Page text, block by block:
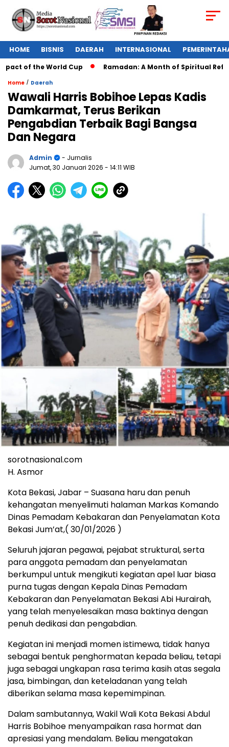
HOME BISNIS DAERAH INTERNASIONAL
of the World Cup Ramadan: A Month of Spiritual
Home / Daerah
Wawali Harris Bobihoe Lepas Kadis
Damkarmat, Terus Berikan
Pengabdian Terbaik Bagi Bangsa
Dan Negara
Admin
- Jurnalis
Jumat, 30 Januari 2026 - 14:11 WIB
sorotnasional.com
H. Asmor
Kota Bekasi, Jabar – Suasana haru dan penuh
kehangatan menyelimuti halaman Markas Komando
Dinas Pemadam Kebakaran dan Penyelamatan Kota
Bekasi Jum’at,( 30/01/2026 )
Seluruh jajaran pegawai, pejabat struktural, serta
para anggota pemadam dan penyelamatan
berkumpul untuk mengikuti kegiatan apel luar biasa
purna tugas dengan Kepala Dinas Pemadam
Kebakaran dan Penyelamatan Bekasi Abi Hurairah,
yang telah menyelesaikan masa baktinya dengan
penuh dedikasi dan pengabdian.
Kegiatan ini menjadi momen istimewa, tidak hanya
sebagai bentuk penghormatan kepada beliau, tetapi
juga sebagai ungkapan rasa terima kasih atas segala
jasa, bimbingan, dan keteladanan yang telah
diberikan selama masa kepemimpinan.
Dalam sambutannya, Wakil Wali Kota Bekasi Abdul
Harris Bobihoe menyampaikan rasa hormat dan
apresiasi yang mendalam. Beliau mengatakan